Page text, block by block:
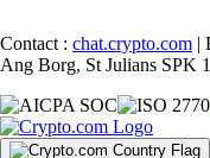
Contact : chat.crypto.com |
Ang Borg, St Julians SPK